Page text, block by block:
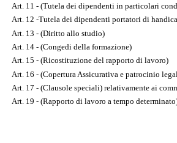
Art. 11 - (Tutela dei dipendenti in particolari
Art. 12 -Tutela dei dipendenti portatori di
Art. 13 - (Diritto allo studio)
Art. 14 - (Congedi della formazione)
Art. 15 - (Ricostituzione del rapporto di lavoro)
Art. 16 - (Copertura Assicurativa e patrocinio
Art. 17 - (Clausole speciali) relativamente ai
Art. 19 - (Rapporto di lavoro a tempo